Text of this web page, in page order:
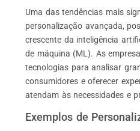
Uma das tendências mais
personalização avançada,
crescente da inteligência
de máquina (ML). As
tecnologias para analisar
consumidores e oferecer
atendam às necessidades e
Exemplos de